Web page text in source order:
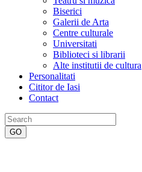
Biserici
Galerii de Arta
Centre culturale
Universitati
Biblioteci si librarii
Alte institutii de cultura
Personalitati
Cititor de Iasi
Contact